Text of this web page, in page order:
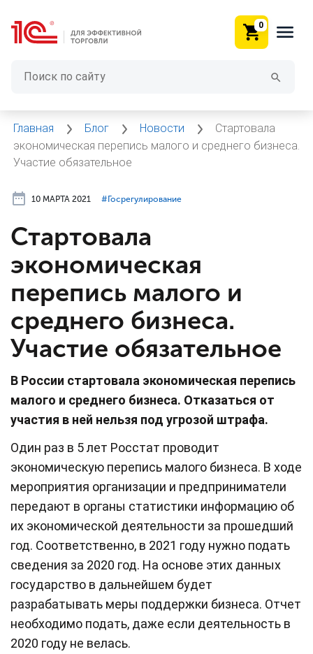
0
Главная Блог Новости
Стартовала
экономическая перепись малого и среднего бизнеса.
Участие обязательное
10 МАРТА 2021 #⁣Госрегулирование
Стартовала
экономическая
перепись малого и
среднего бизнеса.
Участие обязательное
В России стартовала экономическая перепись
малого и среднего бизнеса. Отказаться от
участия в ней нельзя под угрозой штрафа.
Один раз в 5 лет Росстат проводит
экономическую перепись малого бизнеса. В ходе
мероприятия организации и предприниматели
передают в органы статистики информацию об
их экономической деятельности за прошедший
год. Соответственно, в 2021 году нужно подать
сведения за 2020 год. На основе этих данных
государство в дальнейшем будет
разрабатывать меры поддержки бизнеса. Отчет
необходимо подать, даже если деятельность в
2020 году не велась.